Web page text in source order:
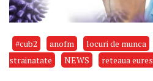
#cub2 anofm locuri de munca
strainatate
NEWS reteaua eures